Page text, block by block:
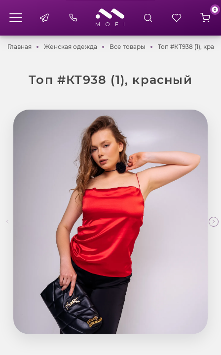
0
ГлавнаяГлавнаяЖенская одежда Женская одежда
Все товары Все товары
Топ #КТ938 (1),
Топ #КТ938 (1), красный